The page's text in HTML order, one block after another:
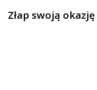
Złap swoją okazję